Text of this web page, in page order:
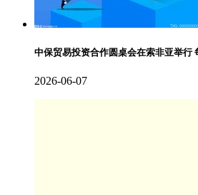
中保贸易投资合作圆桌会在索非亚举行
2026-06-07